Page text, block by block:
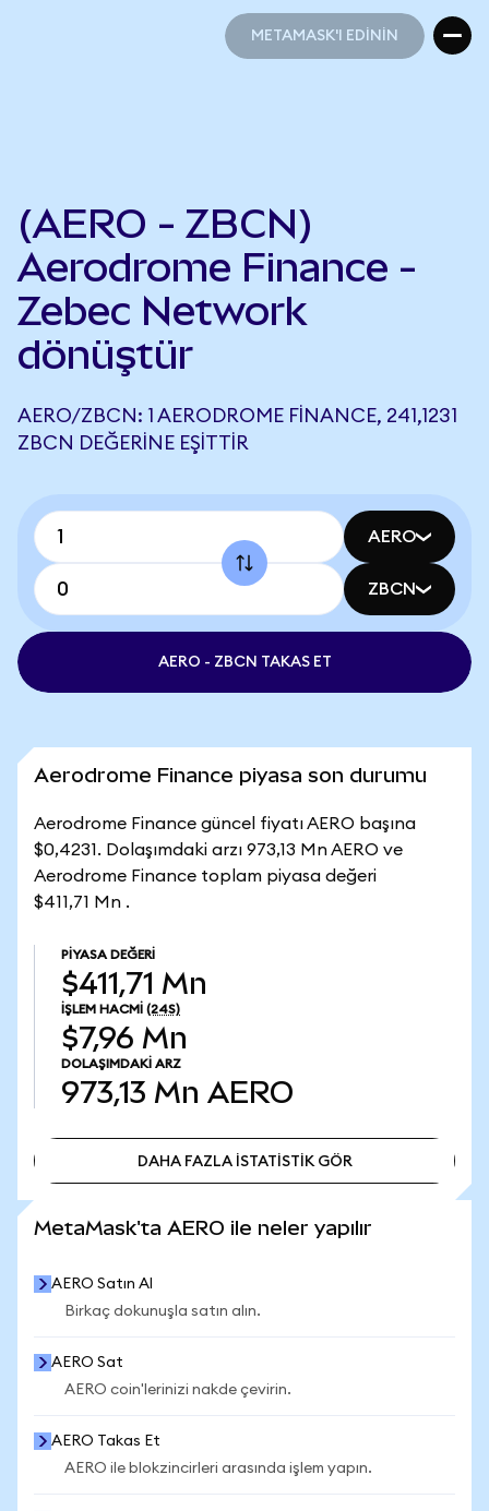
METAMASK'I EDİNİN
(AERO - ZBCN)
Aerodrome Finance -
Zebec Network
dönüştür
AERO/ZBCN: 1 AERODROME FINANCE, 241,1231
ZBCN DEĞERINE EŞITTIR
AERO
ZBCN
AERO - ZBCN TAKAS ET
Aerodrome Finance piyasa son durumu
Aerodrome Finance güncel fiyatı AERO başına
$0,4231. Dolaşımdaki arzı 973,13 Mn AERO ve
Aerodrome Finance toplam piyasa değeri
$411,71 Mn .
PIYASA DEĞERI
$411,71 Mn
İŞLEM HACMI (24S)
$7,96 Mn
DOLAŞIMDAKI ARZ
973,13 Mn AERO
DAHA FAZLA İSTATİSTİK GÖR
MetaMask'ta AERO ile neler yapılır
AERO Satın Al
Birkaç dokunuşla satın alın.
AERO Sat
AERO coin'lerinizi nakde çevirin.
AERO Takas Et
AERO ile blokzincirleri arasında işlem yapın.